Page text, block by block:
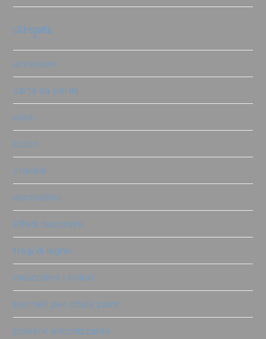
categorie
accessori
carta da parati
cere
colori
crackle
decoratrici
effetti decorativi
fregi di legno
mescolare i colori
pennelli per chalk paint
polvere antichizzante